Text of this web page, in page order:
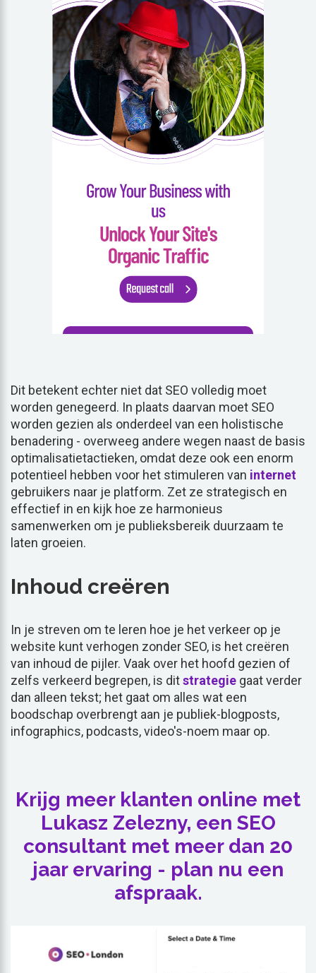
Dit betekent echter niet dat SEO volledig moet
worden genegeerd. In plaats daarvan moet SEO
worden gezien als onderdeel van een holistische
benadering - overweeg andere wegen naast de basis
optimalisatietactieken, omdat deze ook een enorm
potentieel hebben voor het stimuleren van internet
gebruikers naar je platform. Zet ze strategisch en
effectief in en kijk hoe ze harmonieus
samenwerken om je publieksbereik duurzaam te
laten groeien.
Inhoud creëren
In je streven om te leren hoe je het verkeer op je
website kunt verhogen zonder SEO, is het creëren
van inhoud de pijler. Vaak over het hoofd gezien of
zelfs verkeerd begrepen, is ditstrategie gaat verder
dan alleen tekst; het gaat om alles wat een
boodschap overbrengt aan je publiek-blogposts,
infographics, podcasts, video's-noem maar op.
Krijg meer klanten online met
Lukasz Zelezny, een SEO
consultant met meer dan 20
jaar ervaring - plan nu een
afspraak.